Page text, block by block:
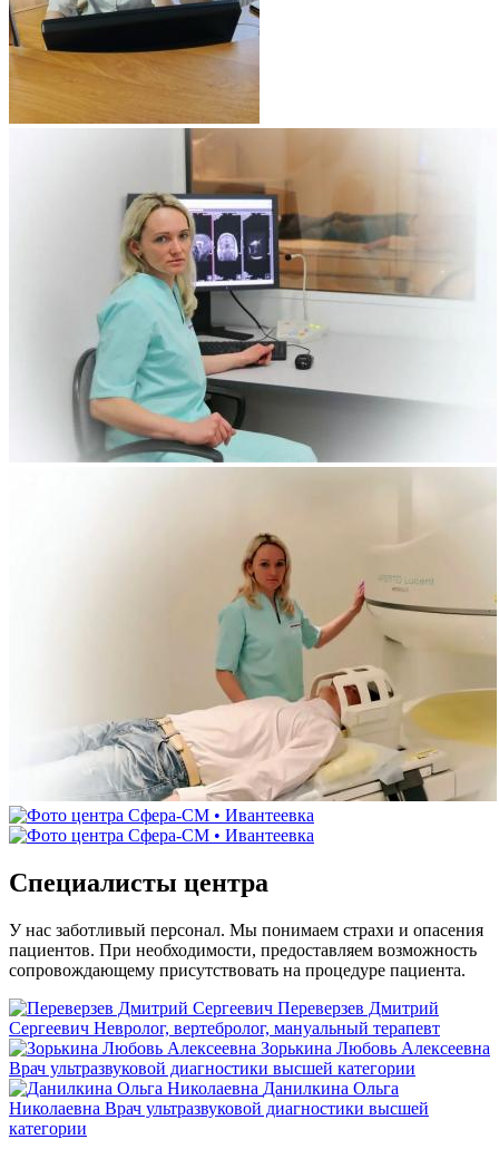
Специалисты центра
У нас заботливый персонал. Мы понимаем страхи и опасения
пациентов. При необходимости, предоставляем возможность
сопровождающему присутствовать на процедуре пациента.
Переверзев Дмитрий
Сергеевич Невролог, вертебролог, мануальный терапевт
Зорькина Любовь Алексеевна
Врач ультразвуковой диагностики высшей категории
Данилкина Ольга
Николаевна Врач ультразвуковой диагностики высшей
категории